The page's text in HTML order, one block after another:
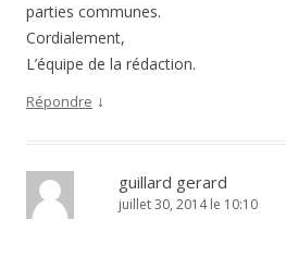
parties communes.
Cordialement,
L’équipe de la rédaction.
Répondre ↓
guillard gerard
juillet 30, 2014 le 10:10